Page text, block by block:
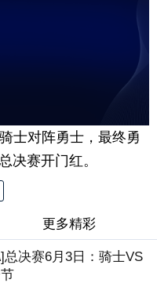
士对阵勇士，最终勇
决赛开门红。
更多精彩
总决赛6月3日：骑士VS